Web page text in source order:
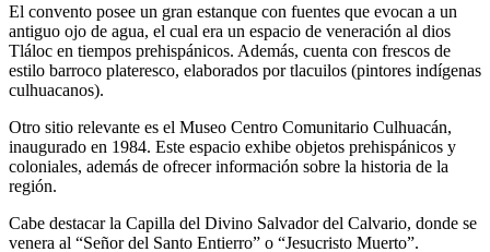
El convento posee un gran estanque con fuentes que evocan a un
antiguo ojo de agua, el cual era un espacio de veneración al dios
Tláloc en tiempos prehispánicos. Además, cuenta con frescos de
estilo barroco plateresco, elaborados por tlacuilos (pintores indígenas
culhuacanos).
Otro sitio relevante es el Museo Centro Comunitario Culhuacán,
inaugurado en 1984. Este espacio exhibe objetos prehispánicos y
coloniales, además de ofrecer información sobre la historia de la
región.
Cabe destacar la Capilla del Divino Salvador del Calvario, donde se
venera al “Señor del Santo Entierro” o “Jesucristo Muerto”.